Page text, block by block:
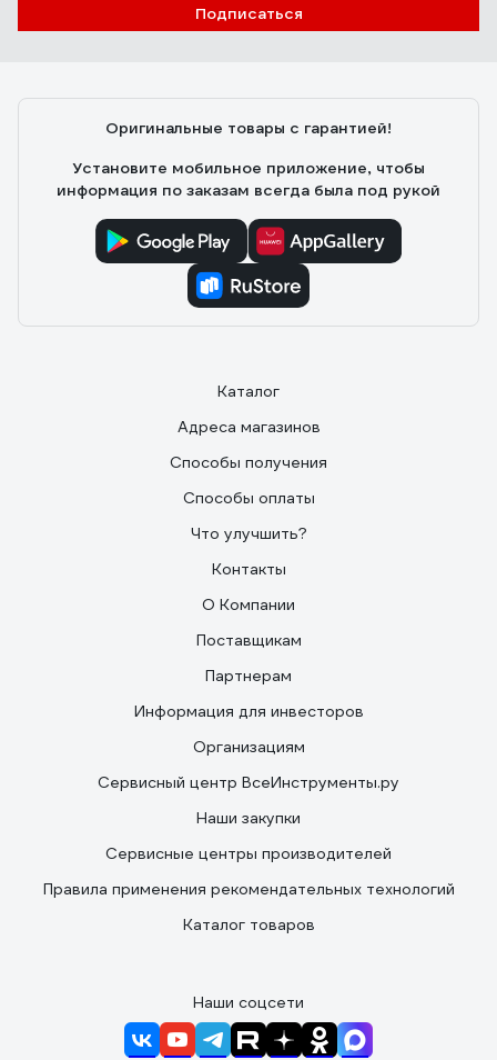
Подписаться
Оригинальные товары с гарантией!
Установите мобильное приложение, чтобы
информация по заказам всегда была под рукой
Каталог
Адреса магазинов
Способы получения
Способы оплаты
Что улучшить?
Контакты
О Компании
Поставщикам
Партнерам
Информация для инвесторов
Организациям
Сервисный центр ВсеИнструменты.ру
Наши закупки
Сервисные центры производителей
Правила применения рекомендательных технологий
Каталог товаров
Наши соцсети